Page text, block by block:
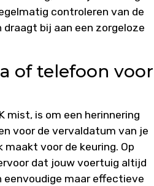
controleren van de
bij aan een zorgeloze
of telefoon voor
mist, is om een herinnering
voor de vervaldatum van je
voor de keuring. Op
dat jouw voertuig altijd
eenvoudige maar effectieve